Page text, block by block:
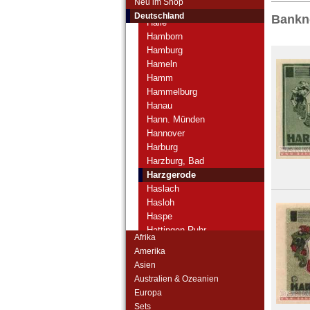
Deutschland
Halberstadt
Halle
Hamborn
Hamburg
Hameln
Hamm
Hammelburg
Hanau
Hann. Münden
Hannover
Harburg
Harzburg, Bad
Harzgerode
Haslach
Hasloh
Haspe
Hattingen-Ruhr
Heilbronn
Afrika
Amerika
Asien
Australien & Ozeanien
Europa
Sets